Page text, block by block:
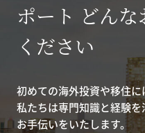
ポート どん
ください
初めての海外投資や移住に
私たちは専門知識と経験
お手伝いをいたします。